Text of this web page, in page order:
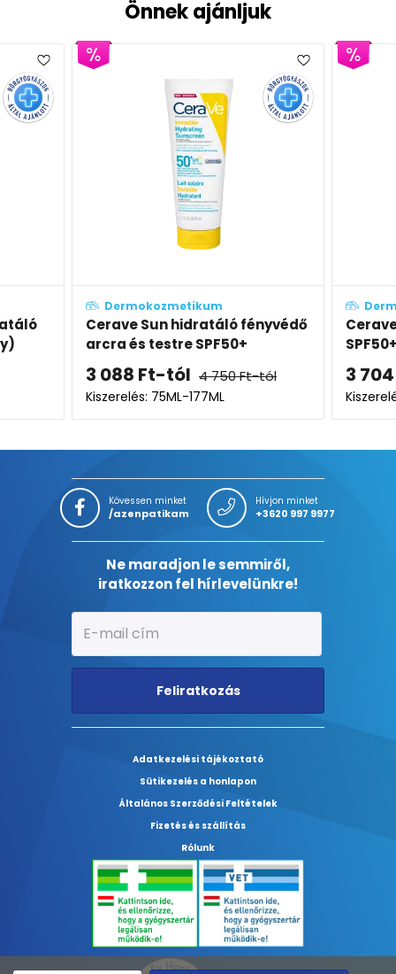
Önnek ajánljuk
fényvédő
Dermokozmetikum
Cerave Sun invisible stift
SPF50+
3 704 Ft 5 699Ft
Kiszerelés: 8g
Kövessen minket
/azenpatikam
Hívjon minket
+3620 997 9977
Ne maradjon le semmiről,
iratkozzon fel hírlevelünkre!
Feliratkozás
Adatkezelési tájékoztató
Sütikezelés a honlapon
Általános Szerződési Feltételek
Fizetés és szállítás
Rólunk